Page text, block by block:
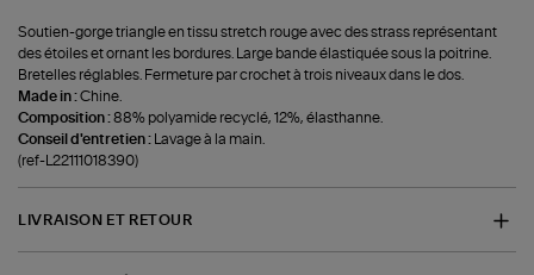
Soutien-gorge triangle en tissu stretch rouge avec des strass représentant
des étoiles et ornant les bordures. Large bande élastiquée sous la poitrine.
Bretelles réglables. Fermeture par crochet à trois niveaux dans le dos.
Made in :Chine.
Composition :88% polyamide recyclé, 12%, élasthanne.
Conseil d'entretien :
Lavage à la main.
(ref-L22111018390)
LIVRAISON ET RETOUR